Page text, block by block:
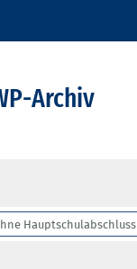
Archiv
Hauptschulabschluss